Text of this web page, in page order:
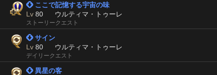
 ここで記憶する宇宙の味
Lv 80 ウルティマ・トゥーレ
ストーリークエスト
 サイン
Lv 80 ウルティマ・トゥーレ
デイリークエスト
 異星の客